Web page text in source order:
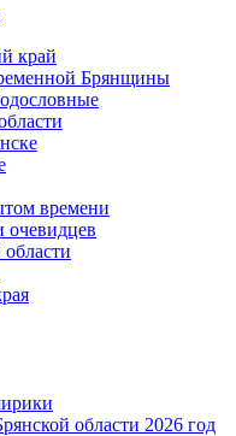
край
Брянщины
времени
очевидцев
области 2026 год